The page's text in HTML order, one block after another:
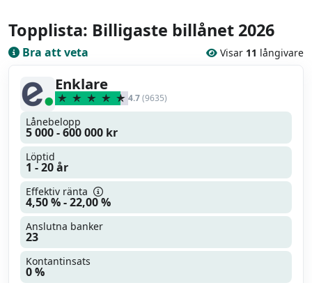
Topplista: Billigaste billånet 2026
Bra att veta Visar 11 långivare
Enklare
4.7(9635)
Lånebelopp
5 000 - 600 000 kr
Löptid
1 - 20 år
Effektiv ränta
4,50 % - 22,00 %
Anslutna banker
23
Kontantinsats
0 %